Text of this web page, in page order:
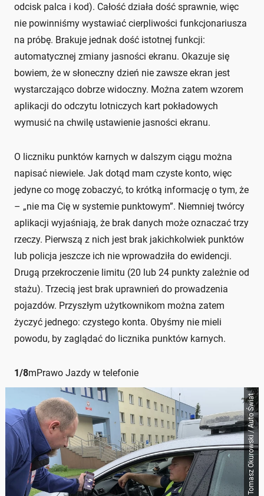
odcisk palca i kod). Całość działa dość sprawnie, więc
nie powinniśmy wystawiać cierpliwości funkcjonariusza
na próbę. Brakuje jednak dość istotnej funkcji:
automatycznej zmiany jasności ekranu. Okazuje się
bowiem, że w słoneczny dzień nie zawsze ekran jest
wystarczająco dobrze widoczny. Można zatem wzorem
aplikacji do odczytu lotniczych kart pokładowych
wymusić na chwilę ustawienie jasności ekranu.
O liczniku punktów karnych w dalszym ciągu można
napisać niewiele. Jak dotąd mam czyste konto, więc
jedyne co mogę zobaczyć, to krótką informację o tym, że
– „nie ma Cię w systemie punktowym”. Niemniej twórcy
aplikacji wyjaśniają, że brak danych może oznaczać trzy
rzeczy. Pierwszą z nich jest brak jakichkolwiek punktów
lub policja jeszcze ich nie wprowadziła do ewidencji.
Drugą przekroczenie limitu (20 lub 24 punkty zależnie od
stażu). Trzecią jest brak uprawnień do prowadzenia
pojazdów. Przyszłym użytkownikom można zatem
życzyć jednego: czystego konta. Obyśmy nie mieli
powodu, by zaglądać do licznika punktów karnych.
1/8mPrawo Jazdy w telefonie
Tomasz Okurowski / Auto Świat